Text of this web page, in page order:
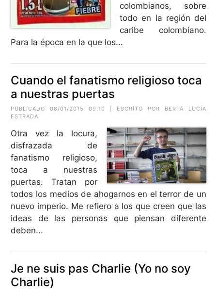
colombianos, sobre
todo en la región del
caribe colombiano.
Para la época en la que los...
Cuando el fanatismo religioso toca
a nuestras puertas
PUBLICADO 08/01/2015 09:10 | ESCRITO POR BERTA LUCÍA
ESTRADA
Otra vez la locura,
disfrazada de
fanatismo religioso,
toca a nuestras
puertas. Tratan por
todos los medios de ahogarnos en el terror de un
nuevo imperio. Me refiero a los que creen que las
ideas de las personas que piensan diferente
deben...
Je ne suis pas Charlie (Yo no soy
Charlie)